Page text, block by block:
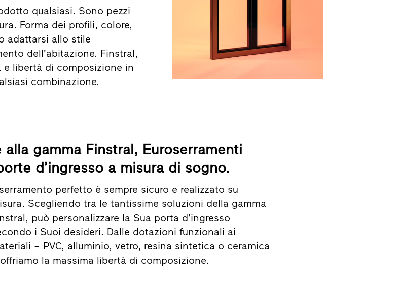
qualsiasi. Sono pezzi
Forma dei profili, colore,
adattarsi allo stile
dell’abitazione. Finstral,
e libertà di composizione in
combinazione.
alla gamma Finstral, Euroserramenti
d’ingresso a misura di sogno.
perfetto è sempre sicuro e realizzato su
Scegliendo tra le tantissime soluzioni della gamma
può personalizzare la Sua porta d’ingresso
i Suoi desideri. Dalle dotazioni funzionali ai
– PVC, alluminio, vetro, resina sintetica o ceramica
la massima libertà di composizione.